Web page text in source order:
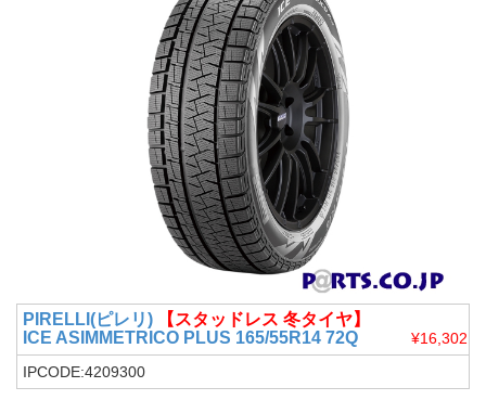
PIRELLI(ピレリ)
【スタッドレス 冬タイヤ】
ICE ASIMMETRICO PLUS 165/55R14 72Q
¥16,302
IPCODE:4209300